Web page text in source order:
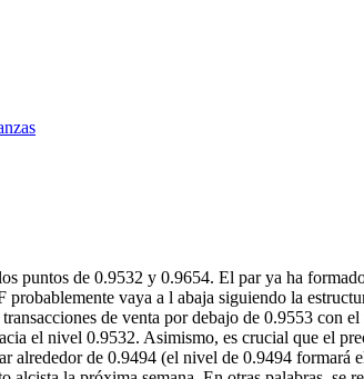
puntos de 0.9532 y 0.9654. El par ya ha
vaya a l abaja siguiendo la
de venta por debajo de 0.9553 con
el nivel 0.9532. Asimismo, es crucial que el
alrededor de 0.9494 (el nivel de 0.9494